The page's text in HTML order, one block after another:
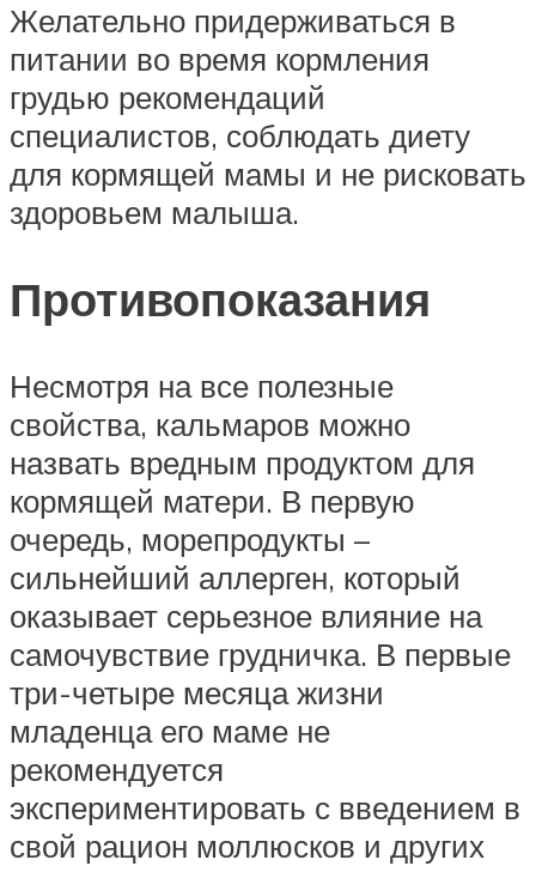
Желательно придерживаться в
питании во время кормления
грудью рекомендаций
специалистов, соблюдать диету
для кормящей мамы и не рисковать
здоровьем малыша.
Противопоказания
Несмотря на все полезные
свойства, кальмаров можно
назвать вредным продуктом для
кормящей матери. В первую
очередь, морепродукты –
сильнейший аллерген, который
оказывает серьезное влияние на
самочувствие грудничка. В первые
три-четыре месяца жизни
младенца его маме не
рекомендуется
экспериментировать с введением в
свой рацион моллюсков и других